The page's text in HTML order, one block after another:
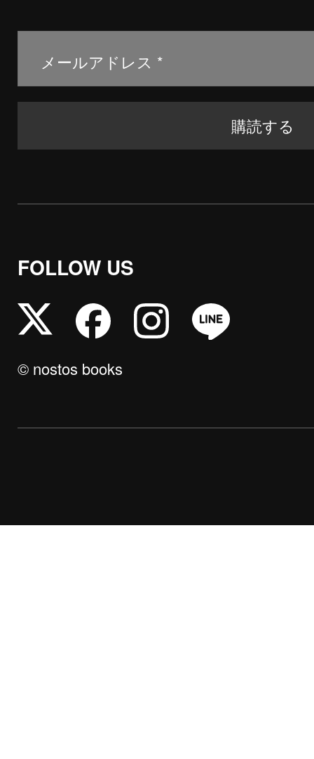
FOLLOW US
© nostos books